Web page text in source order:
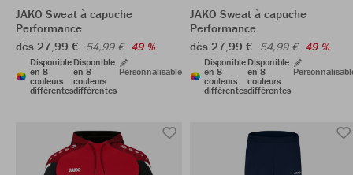
JAKO Sweat à capuche
Performance
dès 27,99 € 54,99 € 49 %
Disponible
en 8
couleurs
différentes
Disponible
en 8
couleurs
différentes
Personnalisable
JAKO Sweat à capuche
Performance
dès 27,99 € 54,99 € 49 %
Disponible
en 8
couleurs
différentes
Disponible
en 8
couleurs
différentes